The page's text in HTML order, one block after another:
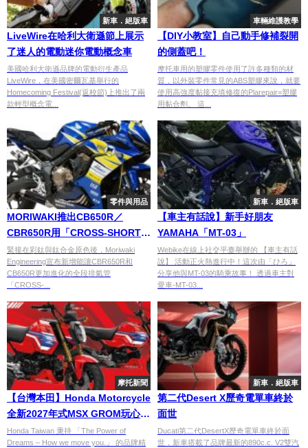
新車．絕版車
LiveWire在哈利大衛遜節上展示
了迷人的電動迷你電動概念車
美國哈利大衛遜品牌的電動衍生產品
LiveWire，在美國密爾瓦基舉行的
Homecoming Festival(返校節)上推出了兩
款輕型概念電...
車輛維護教學
【DIY小教室】自己動手修補裂開
的側蓋吧！
摩托車用的塑膠零件使用了許多種類的材
質，以外裝零件常見的ABS塑膠來說，就要
使用高強度黏接充填修復的Plarepair=塑膠
用黏合劑。 這...
零件與用品
MORIWAKI推出CB650R／
CBR650R用「CROSS-SHORT
ZERO」全段排氣管
緊接在彩鈦與鈦合金原色後，Moriwaki
Engineering宣布新增能讓CBR650R和
CB650R更加進化的全段排氣管
「CROSS-...
新車．絕版車
【車主有話說】新手好朋友
YAMAHA「MT-03」
Webike在線上社交平臺舉辦的 【車主有話
說】 活動正火熱進行中！這次由「ひろ」
分享他與MT-03的騎乘故事！ 透過車主對
愛車-MT-03...
摩托新聞
【台灣本田】Honda Motorcycle
全新2027年式MSX GROM玩心無
限，Small Bike Big Attitude
Honda Taiwan 秉持 「The Power of
Dreams – How we move you.」 的品牌精
新車．絕版車
第二代Desert X歷奇電單車終於
面世
Ducati第二代DesertX歷奇電單車終於面
世，新車搭載了品牌最新的890c.c. V2雙汽